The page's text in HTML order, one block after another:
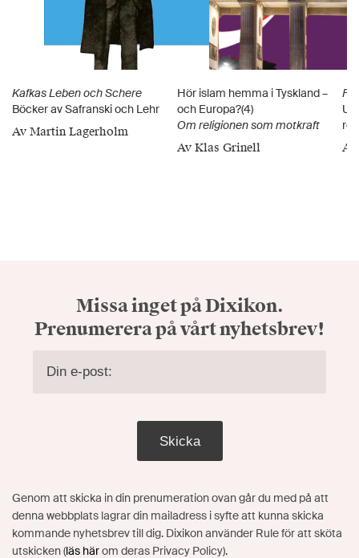
Kafkas Leben och Schere
Böcker av Safranski och Lehr
Av Martin Lagerholm
Hör islam hemma i Tyskland –
och Europa?(4)
Om religionen som motkraft
Av Klas Grinell
Missa inget på Dixikon.
Prenumerera på vårt nyhetsbrev!
Skicka
Genom att skicka in din prenumeration ovan går du med på att
denna webbplats lagrar din mailadress i syfte att kunna skicka
kommande nyhetsbrev till dig. Dixikon använder Rule för att sköta
utskicken (läs härom deras Privacy Policy).